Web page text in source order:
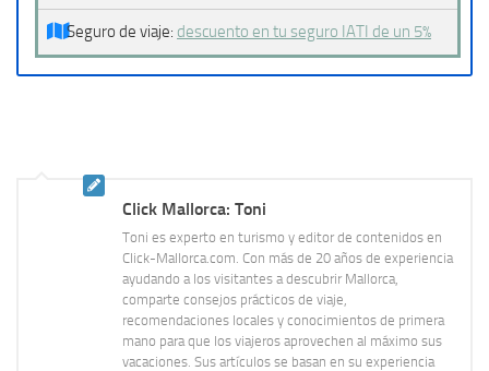
Seguro de viaje: descuento en tu seguro IATI de un 5%
Click Mallorca: Toni
Toni es experto en turismo y editor de contenidos en
Click-Mallorca.com. Con más de 20 años de experiencia
ayudando a los visitantes a descubrir Mallorca,
comparte consejos prácticos de viaje,
recomendaciones locales y conocimientos de primera
mano para que los viajeros aprovechen al máximo sus
vacaciones. Sus artículos se basan en su experiencia